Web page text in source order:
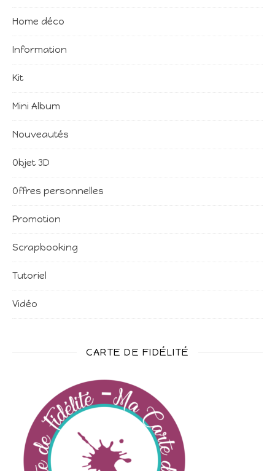
Home déco
Information
Kit
Mini Album
Nouveautés
Objet 3D
Offres personnelles
Promotion
Scrapbooking
Tutoriel
Vidéo
CARTE DE FIDÉLITÉ